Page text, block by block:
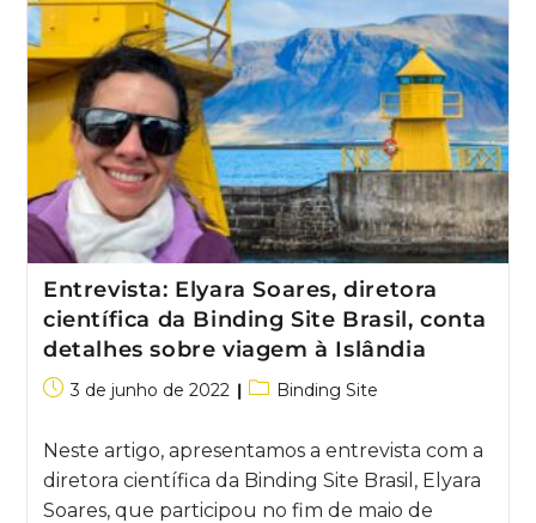
Entrevista: Elyara Soares, diretora
científica da Binding Site Brasil, conta
detalhes sobre viagem à Islândia
3 de junho de 2022 Binding Site
Neste artigo, apresentamos a entrevista com a
diretora científica da Binding Site Brasil, Elyara
Soares, que participou no fim de maio de